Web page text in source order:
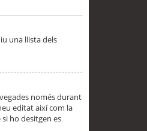
una llista dels
només durant
editat així com la
ho desitgen es